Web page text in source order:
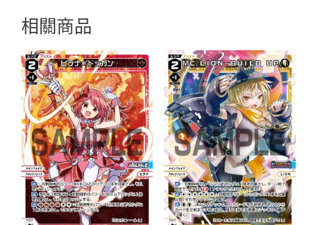
色
身
WOLF（羅
羅）
LV3
」
數
量
相關商品